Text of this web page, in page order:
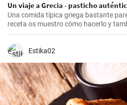
Un viaje a Grecia - pasticho
Una comida típica griega bastante
receta os muestro cómo hacerlo y
bechamel auténtico.
Estika02